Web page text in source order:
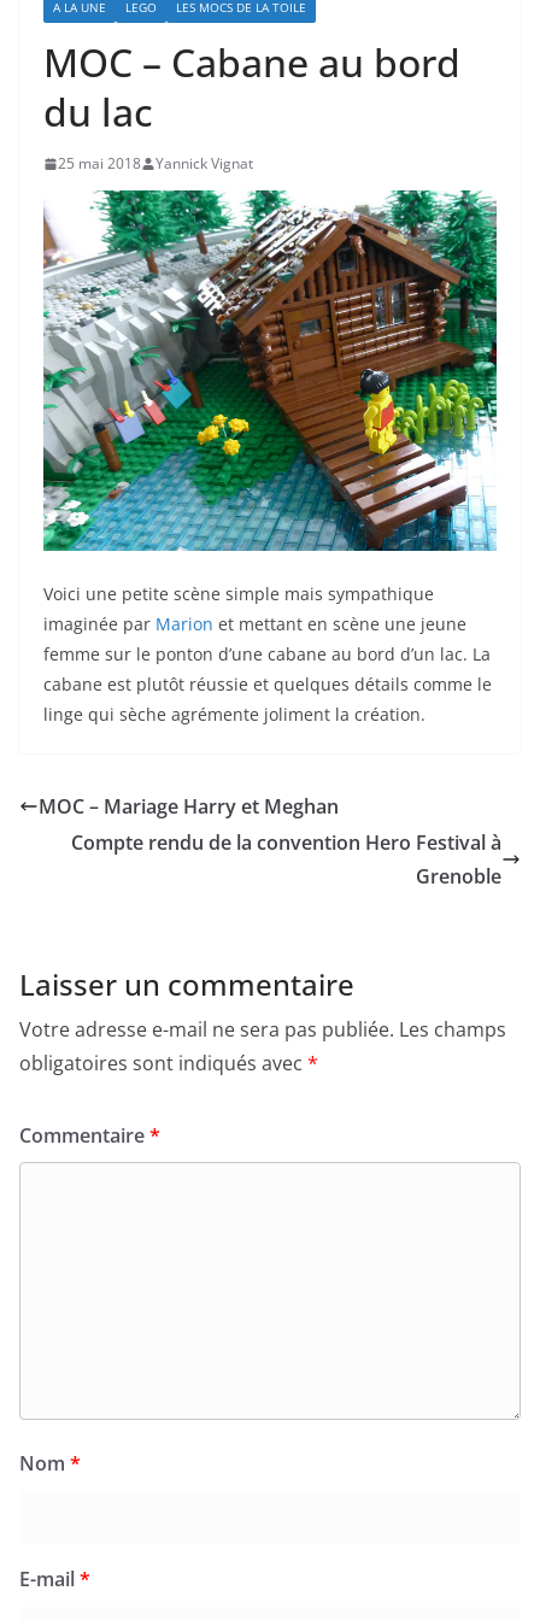
A LA UNE LEGO LES MOCS DE LA TOILE
MOC – Cabane au bord
du lac
25 mai 2018 Yannick Vignat
Voici une petite scène simple mais sympathique
imaginée par Marion et mettant en scène une jeune
femme sur le ponton d’une cabane au bord d’un lac. La
cabane est plutôt réussie et quelques détails comme le
linge qui sèche agrémente joliment la création.
MOC – Mariage Harry et Meghan
Compte rendu de la convention Hero Festival à
Grenoble
Laisser un commentaire
Votre adresse e-mail ne sera pas publiée. Les champs
obligatoires sont indiqués avec *
Commentaire*
Nom *
E-mail*